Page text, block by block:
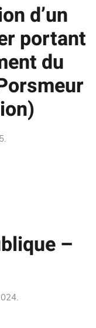
d’un
portant
du
.
–
.